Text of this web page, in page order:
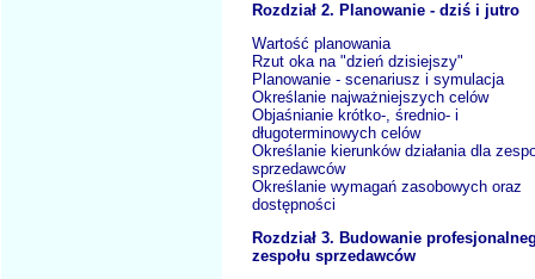
Rozdział 2. Planowanie - dziś i jutro
Wartość planowania
Rzut oka na "dzień dzisiejszy"
Planowanie - scenariusz i symulacja
Określanie najważniejszych celów
Objaśnianie krótko-, średnio- i
długoterminowych celów
Określanie kierunków działania dla
sprzedawców
Określanie wymagań zasobowych oraz
dostępności
Rozdział 3. Budowanie
zespołu sprzedawców